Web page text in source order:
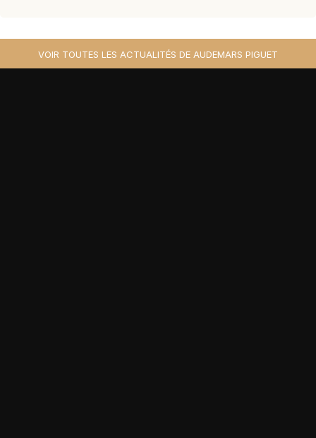
VOIR TOUTES LES ACTUALITÉS DE AUDEMARS PIGUET